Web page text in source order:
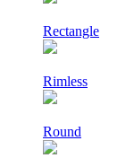
Rectangle
Rimless
Round